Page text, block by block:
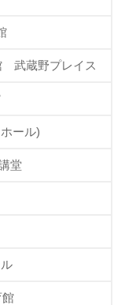
武蔵野プレイス
ール)
堂
館